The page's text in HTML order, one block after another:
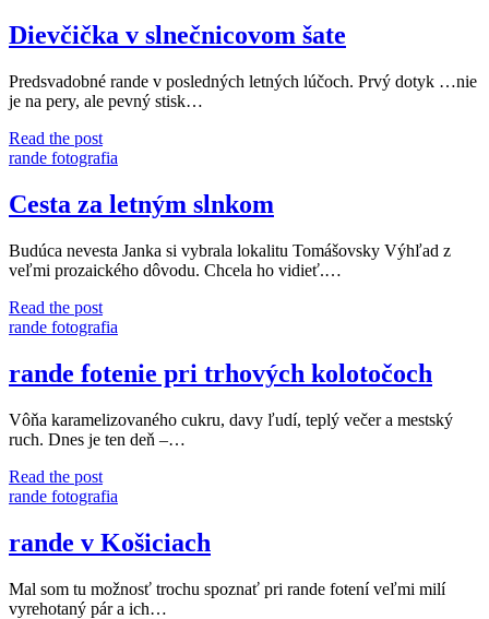
Ľubovni
Dievčička v slnečnicovom šate
Predsvadobné rande v posledných letných lúčoch. Prvý dotyk …nie
je na pery, ale pevný stisk…
Read the postDievčička
v
šate
rande fotografia
Cesta za letným slnkom
Budúca nevesta Janka si vybrala lokalitu Tomášovsky Výhľad z
veľmi prozaického dôvodu. Chcela ho vidieť.…
Read the postCesta
za
slnkom
rande fotografia
rande fotenie pri trhových kolotočoch
Vôňa karamelizovaného cukru, davy ľudí, teplý večer a mestský
ruch. Dnes je ten deň –…
Read the postrande
fotenie
trhových
kolotočoch
rande fotografia
rande v Košiciach
Mal som tu možnosť trochu spoznať pri rande fotení veľmi milí
vyrehotaný pár a ich…